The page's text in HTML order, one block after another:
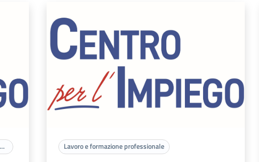
Lavoro e formazione professionale